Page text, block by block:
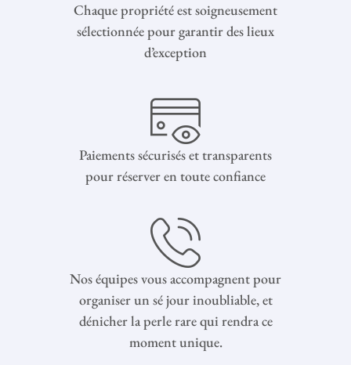
Chaque propriété est soigneusement
sélectionnée pour garantir des lieux
d’exception
Paiements sécurisés et transparents
pour réserver en toute confiance
Nos équipes vous accompagnent pour
organiser un sé jour inoubliable, et
dénicher la perle rare qui rendra ce
moment unique.